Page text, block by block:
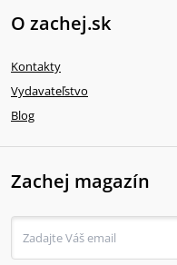
O zachej.sk
Kontakty
Vydavateľstvo
Blog
Zachej magazín